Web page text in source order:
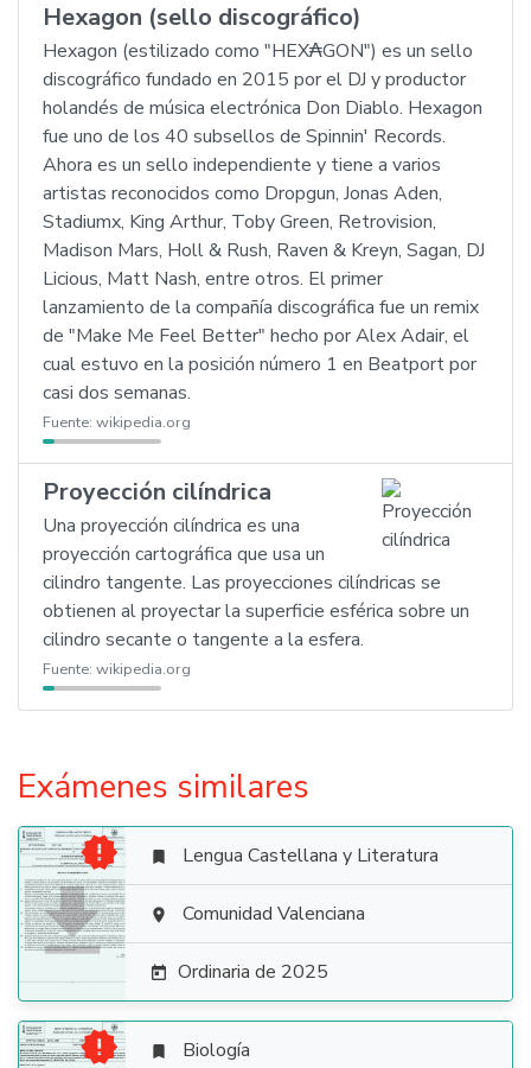
Hexagon (sello discográfico)
Hexagon (estilizado como "HEX₳GON") es un sello
discográfico fundado en 2015 por el DJ y productor
holandés de música electrónica Don Diablo. Hexagon
fue uno de los 40 subsellos de Spinnin' Records.
Ahora es un sello independiente y tiene a varios
artistas reconocidos como Dropgun, Jonas Aden,
Stadiumx, King Arthur, Toby Green, Retrovision,
Madison Mars, Holl & Rush, Raven & Kreyn, Sagan, DJ
Licious, Matt Nash, entre otros. El primer
lanzamiento de la compañía discográfica fue un remix
de "Make Me Feel Better" hecho por Alex Adair, el
cual estuvo en la posición número 1 en Beatport por
casi dos semanas.
Fuente: wikipedia.org
Proyección cilíndrica
Una proyección cilíndrica es una
proyección cartográfica que usa un
cilindro tangente. Las proyecciones cilíndricas se
obtienen al proyectar la superficie esférica sobre un
cilindro secante o tangente a la esfera.
Fuente: wikipedia.org
Exámenes similares

  Lengua Castellana y Literatura
 Comunidad Valenciana
 Ordinaria de 2025
  Biología